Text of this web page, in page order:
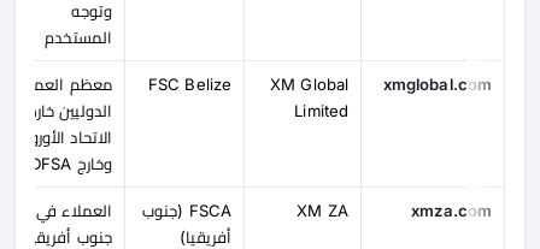
وتوجه
المستخدم
xmglobal.com
XM Global
Limited
FSC Belize
معظم العملاء
الدوليين خارج
الاتحاد الأوروبي
وخارج DFSA
xmza.com
XM ZA
FSCA (جنوب
أفريقيا)
العملاء في
جنوب أفريقيا